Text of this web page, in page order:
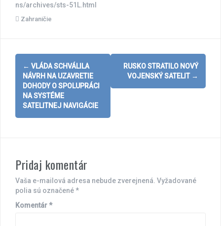
ns/archives/sts-51L.html
Zahraničie
Post
navigation
← VLÁDA SCHVÁLILA
NÁVRH NA UZAVRETIE
DOHODY O SPOLUPRÁCI
NA SYSTÉME
SATELITNEJ NAVIGÁCIE
RUSKO STRATILO NOVÝ
VOJENSKÝ SATELIT →
Pridaj komentár
Vaša e-mailová adresa nebude zverejnená. Vyžadované
polia sú označené*
Komentár*